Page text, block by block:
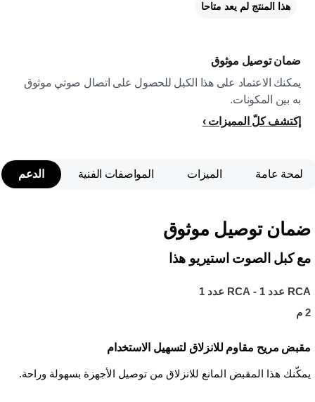
ضمان توصيل موثوق
يمكنك الاعتماد على هذا الكبل للحصول على اتصال صوتي موثوق
به بين المكونات.
إكتشف كلّ المميزات
هذا المنتج لم يعد متاحا
لمحة عامة الميزات المواصفات الفنية الدعم
ضمان توصيل موثوق
مع كبل الصوت استيريو هذا
RCA عدد 1 - RCA عدد 1
2 م
مقبض مريح مقاوم للانزلاق لتسهيل الاستخدام
يمكّنك هذا المقبض المانع للانزلاق من توصيل الأجهزة بسهولة وراحة.